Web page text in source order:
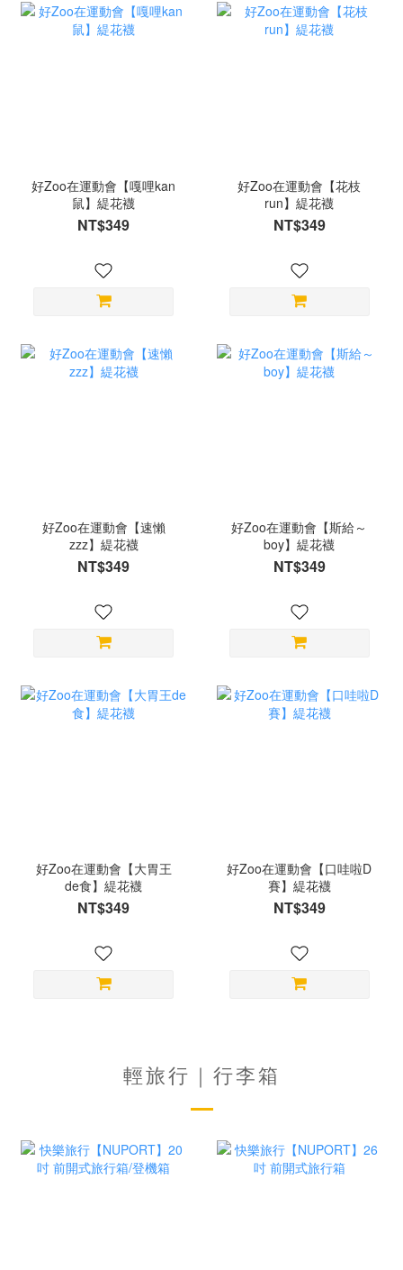
好Zoo在運動會【嘎哩kan
鼠】緹花襪
NT$349
好Zoo在運動會【花枝
run】緹花襪
NT$349
好Zoo在運動會【速懶
zzz】緹花襪
NT$349
好Zoo在運動會【斯給～
boy】緹花襪
NT$349
好Zoo在運動會【大胃王
de食】緹花襪
NT$349
好Zoo在運動會【口哇啦D
賽】緹花襪
NT$349
輕旅行｜行李箱